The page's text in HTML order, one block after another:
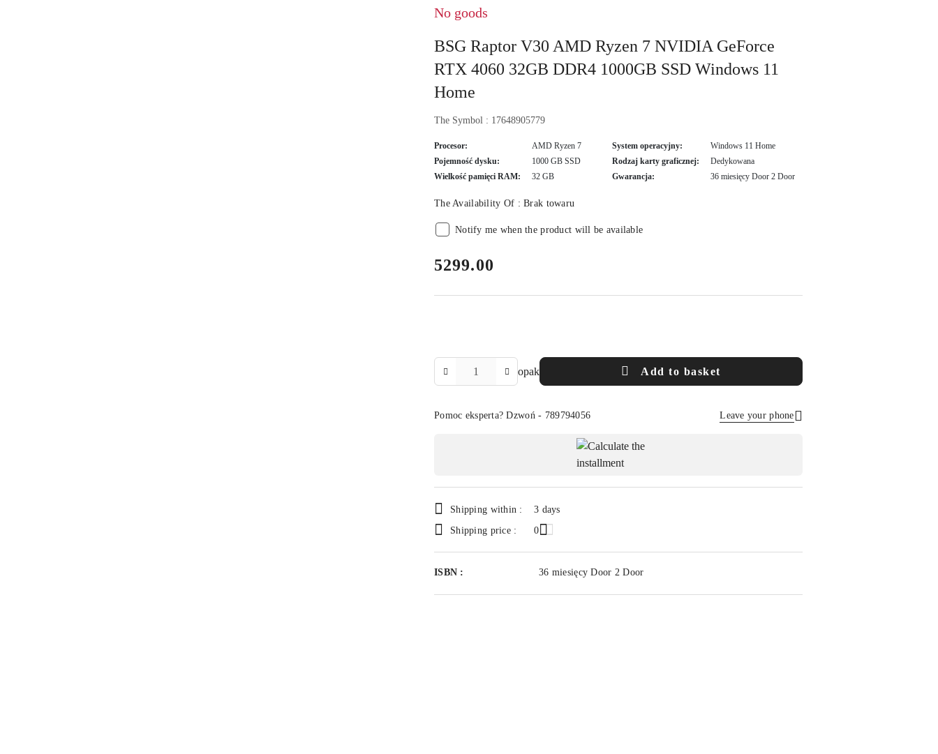
No goods
BSG Raptor V30 AMD Ryzen 7 NVIDIA GeForce
RTX 4060 32GB DDR4 1000GB SSD Windows 11
Home
The Symbol : 17648905779
Procesor: AMD Ryzen 7 System operacyjny:
Windows 11 Home
Pojemność dysku:
1000 GB SSD Rodzaj karty graficznej:
Dedykowana
Wielkość pamięci RAM:
32 GB Gwarancja: 36 miesięcy Door 2 Door
The Availability Of :Brak towaru
Notify me when the product will be available
price:
5299.00
opak Add to basket
Pomoc eksperta? Dzwoń - 789794056 Leave your phone
and
delivery
Shipping within :
3 days
Shipping price :
0
ISBN : 36 miesięcy Door 2 Door